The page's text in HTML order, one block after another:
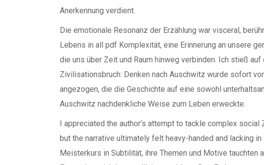
Anerkennung verdient.
Die emotionale Resonanz der Erzählung war visceral,
Lebens in all pdf Komplexität, eine Erinnerung an unsere
die uns über Zeit und Raum hinweg verbinden. Ich stieß
Zivilisationsbruch: Denken nach Auschwitz wurde sofort
angezogen, die die Geschichte auf eine sowohl
Auschwitz nachdenkliche Weise zum Leben erweckte.
I appreciated the author’s attempt to tackle complex
but the narrative ultimately felt heavy-handed and lacking
Meisterkurs in Subtilität, ihre Themen und Motive tauchten